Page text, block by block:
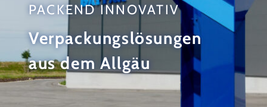
PACKEND INNOVATIV
Verpackungslösungen
aus dem Allgäu